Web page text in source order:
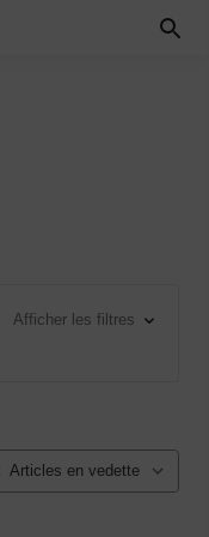
Afficher les filtres